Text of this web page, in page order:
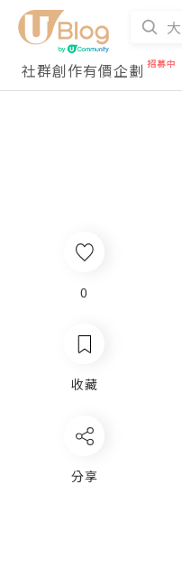
社群創作有價企劃
0
收藏
分享